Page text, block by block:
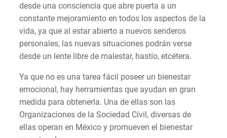
desde una consciencia que abre puerta a un
constante mejoramiento en todos los aspectos de la
vida, ya que al estar abierto a nuevos senderos
personales, las nuevas situaciones podrán verse
desde un lente libre de malestar, hastío, etcétera.
Ya que no es una tarea fácil poseer un bienestar
emocional, hay herramientas que ayudan en gran
medida para obtenerla. Una de ellas son las
Organizaciones de la Sociedad Civil, diversas de
ellas operan en México y promueven el bienestar